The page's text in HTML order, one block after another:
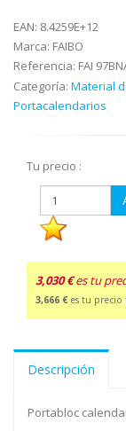
EAN: 8.4259E+12
Marca: FAIBO
Referencia: FAI
Categoría: Material
Portacalendarios
Tu precio :
3,030 € es tu
3,666 € es tu precio
Descripción
Portabloc